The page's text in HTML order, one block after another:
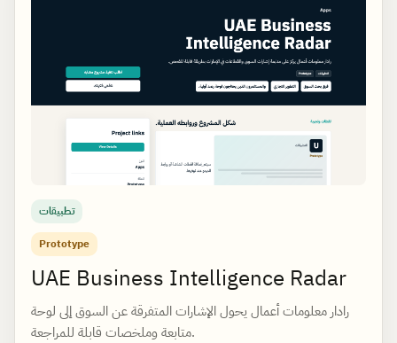
تطبيقات
Prototype
UAE Business Intelligence Radar
رادار معلومات أعمال يحول الإشارات المتفرقة عن السوق إلى لوحة
متابعة وملخصات قابلة للمراجعة.